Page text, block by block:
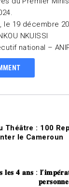
le 19 décembre
NKUISSI
national –
Théâtre : 100
le Cameroun
𝟒 𝐚𝐧𝐬 :